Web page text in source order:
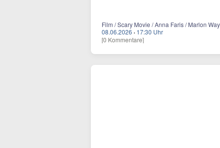
Film / Scary Movie / Anna Faris / Marlon
08.06.2026 · 17:30 Uhr
[0 Kommentare]